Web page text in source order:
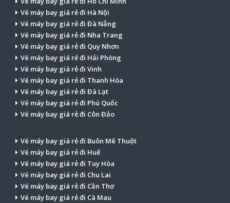
Vé máy bay giá rẻ đi Hà Nội
Vé máy bay giá rẻ đi Đà Nẵng
Vé máy bay giá rẻ đi Nha Trang
Vé máy bay giá rẻ đi Quy Nhơn
Vé máy bay giá rẻ đi Hải Phòng
Vé máy bay giá rẻ đi Vinh
Vé máy bay giá rẻ đi Thanh Hóa
Vé máy bay giá rẻ đi Đà Lạt
Vé máy bay giá rẻ đi Phú Quốc
Vé máy bay giá rẻ đi Côn Đảo
Vé máy bay giá rẻ đi Buôn Mê Thuột
Vé máy bay giá rẻ đi Huế
Vé máy bay giá rẻ đi Tuy Hòa
Vé máy bay giá rẻ đi Chu Lai
Vé máy bay giá rẻ đi Cần Thơ
Vé máy bay giá rẻ đi Cà Mau